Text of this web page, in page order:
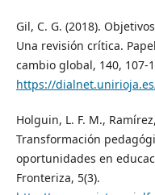
Gil, C. G. (2018).
Una revisión crítica.
cambio global, 140, 107-
https://
Holguin, L. F. M.,
Transformación
oportunidades en
Fronteriza, 5(3).